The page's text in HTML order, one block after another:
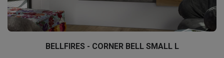
BELLFIRES - CORNER BELL SMALL L